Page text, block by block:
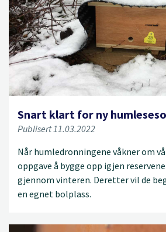
Snart klart for ny
Publisert 11.03.2022
Når humledronningene våkner om
oppgave å bygge opp igjen
gjennom vinteren. Deretter vil de
en egnet bolplass.